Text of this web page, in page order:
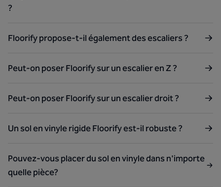
?
Floorify propose-t-il également des escaliers ?
Peut-on poser Floorify sur un escalier en Z ?
Peut-on poser Floorify sur un escalier droit ?
Un sol en vinyle rigide Floorify est-il robuste ?
Pouvez-vous placer du sol en vinyle dans n'importe
quelle pièce?